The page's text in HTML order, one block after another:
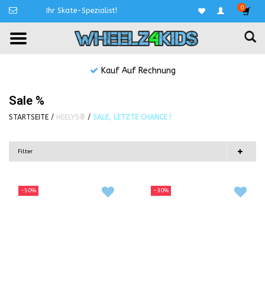
Ihr Skate-Spezialist! 0
Kauf Auf Rechnung
Sale %
STARTSEITE / HEELYS® / SALE, LETZTE CHANCE !
Filter
-50% -30%